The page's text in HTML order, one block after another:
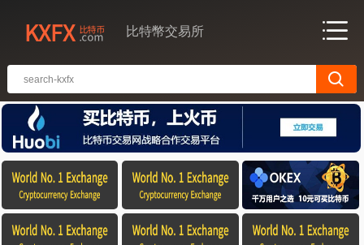
比特幣交易所